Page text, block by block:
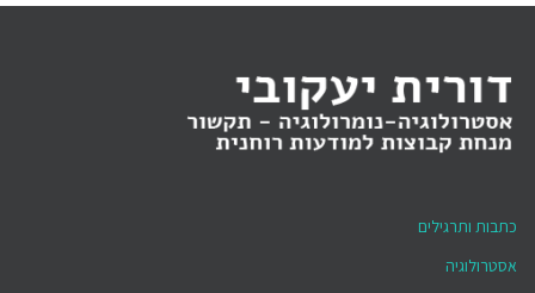
כתבות ותרגילים
אסטרולוגיה